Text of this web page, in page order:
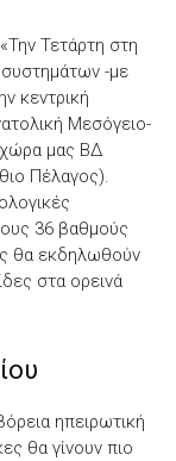
Τετάρτη στη
-με
κεντρική
Μεσόγειο-
χώρα μας ΒΔ
Πέλαγος).
36 βαθμούς
θα εκδηλωθούν
στα ορεινά
ηπειρωτική
θα γίνουν πιο